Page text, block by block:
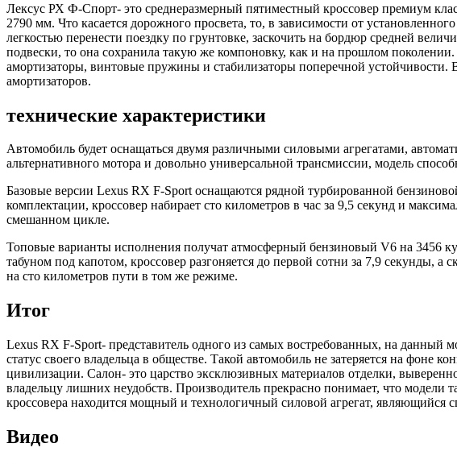
Лексус РХ Ф-Спорт- это среднеразмерный пятиместный кроссовер премиум
2790 мм. Что касается дорожного просвета, то, в зависимости от
легкостью перенести поездку по грунтовке, заскочить на бордюр средней
подвески, то она сохранила такую же компоновку, как и на прошлом
амортизаторы, винтовые пружины и стабилизаторы поперечной устойчивости.
амортизаторов.
технические характеристики
Автомобиль будет оснащаться двумя различными силовыми агрегатами,
альтернативного мотора и довольно универсальной трансмиссии, модель
Базовые версии Lexus RX F-Sport оснащаются рядной турбированной
комплектации, кроссовер набирает сто километров в час за 9,5 секунд и
смешанном цикле.
Топовые варианты исполнения получат атмосферный бензиновый V6 на 3456
табуном под капотом, кроссовер разгоняется до первой сотни за 7,9 секунды,
на сто километров пути в том же режиме.
Итог
Lexus RX F-Sport- представитель одного из самых востребованных, на
статус своего владельца в обществе. Такой автомобиль не затеряется на фоне
цивилизации. Салон- это царство эксклюзивных материалов отделки,
владельцу лишних неудобств. Производитель прекрасно понимает, что модели
кроссовера находится мощный и технологичный силовой агрегат, являющийся
Видео